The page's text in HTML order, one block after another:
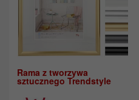
Rama z tworzywa
sztucznego Trendstyle